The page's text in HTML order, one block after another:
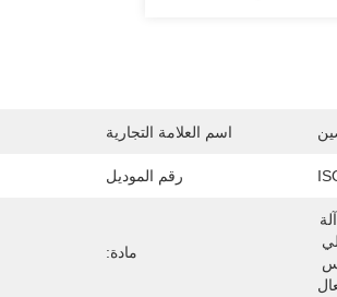
اسم العلامة التجارية
رقم الموديل
مادة: